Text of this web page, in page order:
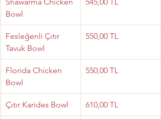
Bowl
Fesleğenli Çıtır
Tavuk Bowl
550,00 TL
Florida Chicken
Bowl
550,00 TL
Çıtır Karides Bowl 610,00 TL